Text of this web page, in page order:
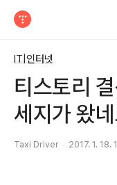
IT|인터넷
티스토리
세지가 왔
Taxi Driver 2017. 1. 18.